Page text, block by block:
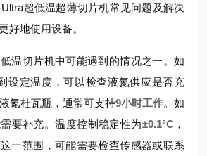
超低温超薄切片机常见问题及解决
好地使用设备。
温切片机中可能遇到的情况之一。如
设定温度，可以检查液氮供应是否充
氮杜瓦瓶，通常可支持9小时工作。如
要补充。温度控制稳定性为±0.1°C ，
一范围，可能需要检查传感器或联系